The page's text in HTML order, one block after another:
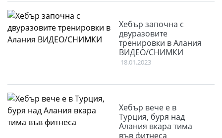
Хебър започна с
двуразовите
тренировки в Алания
ВИДЕО/СНИМКИ
18.01.2023
Хебър вече е в
Турция, буря над
Алания вкара тима
във фитнеса